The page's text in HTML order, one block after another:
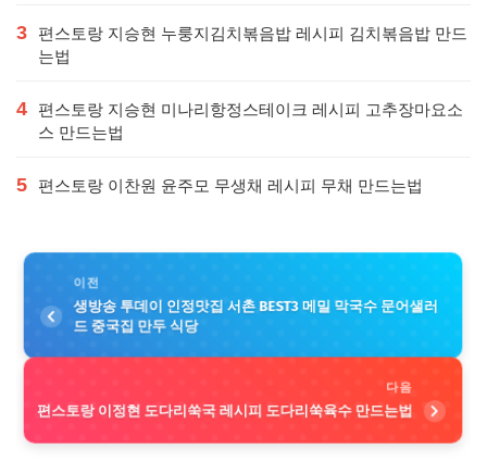
3
편스토랑 지승현 누룽지김치볶음밥 레시피 김치볶음밥 만드
는법
4
편스토랑 지승현 미나리항정스테이크 레시피 고추장마요소
스 만드는법
5 편스토랑 이찬원 윤주모 무생채 레시피 무채 만드는법
이전
생방송 투데이 인정맛집 서촌 BEST3 메밀 막국수 문어샐러
드 중국집 만두 식당
다음
편스토랑 이정현 도다리쑥국 레시피 도다리쑥육수 만드는법